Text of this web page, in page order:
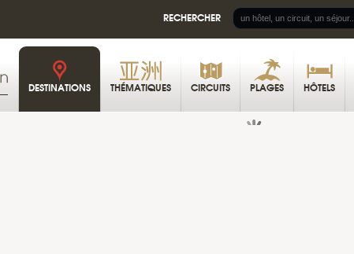
RECHERCHER
DESTINATIONS THÉMATIQUES CIRCUITS PLAGES HÔTELS
PLUIE MODÉRÉE